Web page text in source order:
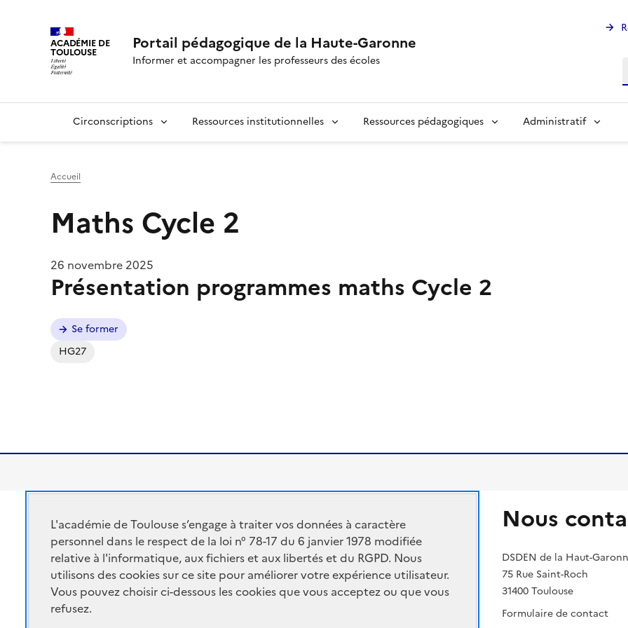
ACADÉMIE DE
TOULOUSE Portail pédagogique de la Haute-Garonne
Informer et accompagner les professeurs des écoles
Circonscriptions Ressources institutionnelles Ressources pédagogiques Administratif
Accueil
Maths Cycle 2
26 novembre 2025
Présentation programmes maths Cycle 2
Se former
HG27
ACADÉMIE DE
TOULOUSE
Académie de Toulouse
Ministère de l'éducation nationale et de la jeunesse
Ministère de l'enseignement supérieur et de la recherche
Portail Pédagogique Académique
Nous
DSDEN de la Haut-
75 Rue Saint-Roch
31400 Toulouse
Formulaire de contact
L'académie de Toulouse s’engage à traiter vos données à caractère
personnel dans le respect de la loi n° 78-17 du 6 janvier 1978 modifiée
relative à l'informatique, aux fichiers et aux libertés et du RGPD. Nous
utilisons des cookies sur ce site pour améliorer votre expérience utilisateur.
Vous pouvez choisir ci-dessous les cookies que vous acceptez ou que vous
refusez.